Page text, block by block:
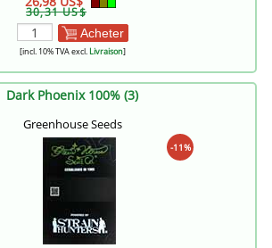
30,31 US$
Acheter
[incl. 10% TVA excl.Livraison]
Dark Phoenix 100% (3)
Greenhouse Seeds
-11%